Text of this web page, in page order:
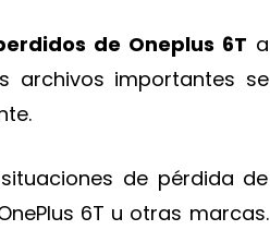
de Oneplus 6T a
archivos importantes se
de pérdida de
6T u otras marcas.